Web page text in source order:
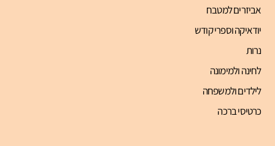
אביזרים למטבח
יודאיקה וספרי קודש
נרות
לחינה ולמימונה
לילדים ולמשפחה
כרטיסי ברכה